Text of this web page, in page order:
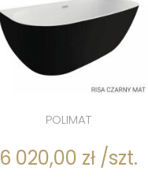
POLIMAT
6 020,00 zł /szt.